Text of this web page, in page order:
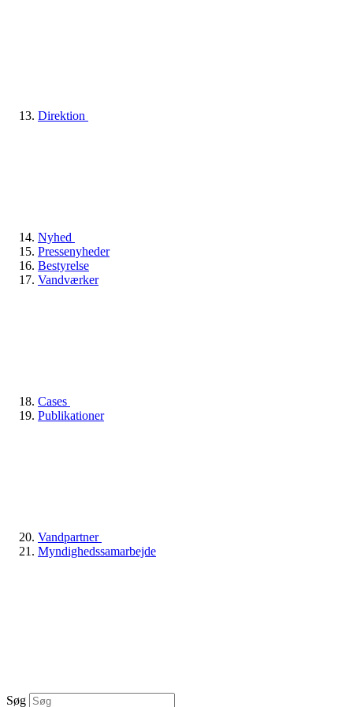
Direktion
Nyhed
Pressenyheder
Bestyrelse
Vandværker
Cases
Publikationer
Vandpartner
Myndighedssamarbejde
Søg